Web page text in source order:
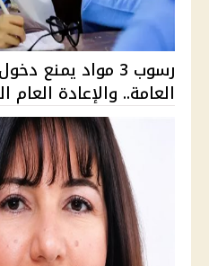
رسوب 3 مواد يمنع
العامة.. والإعادة العام